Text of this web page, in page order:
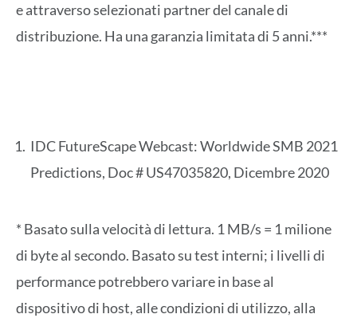
e attraverso selezionati partner del canale di
distribuzione. Ha una garanzia limitata di 5 anni.***
IDC FutureScape Webcast: Worldwide SMB 2021
Predictions, Doc # US47035820, Dicembre 2020
* Basato sulla velocità di lettura. 1 MB/s = 1 milione
di byte al secondo. Basato su test interni; i livelli di
performance potrebbero variare in base al
dispositivo di host, alle condizioni di utilizzo, alla